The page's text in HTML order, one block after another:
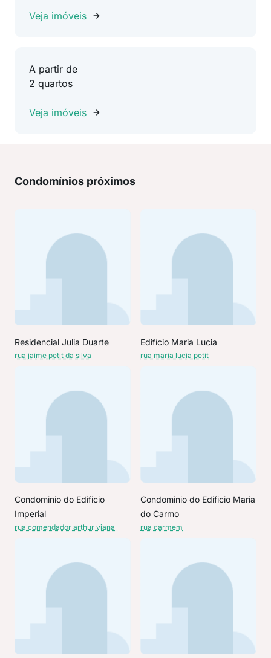
Veja imóveis
A partir de
2 quartos
Veja imóveis
Condomínios próximos
Residencial Julia Duarte
rua jaime petit da silva
Edifício Maria Lucia
rua maria lucia petit
Condominio do Edificio
Imperial
rua comendador arthur viana
Condominio do Edificio Maria
do Carmo
rua carmem